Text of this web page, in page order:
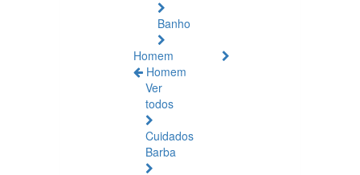
Banho
Homem
Homem
Ver
todos
Cuidados
Barba